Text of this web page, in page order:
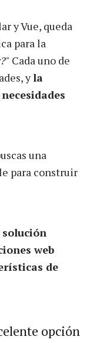
y Vue, queda
para la
Cada uno de
yla
una
para construir
solución
web
de
opción